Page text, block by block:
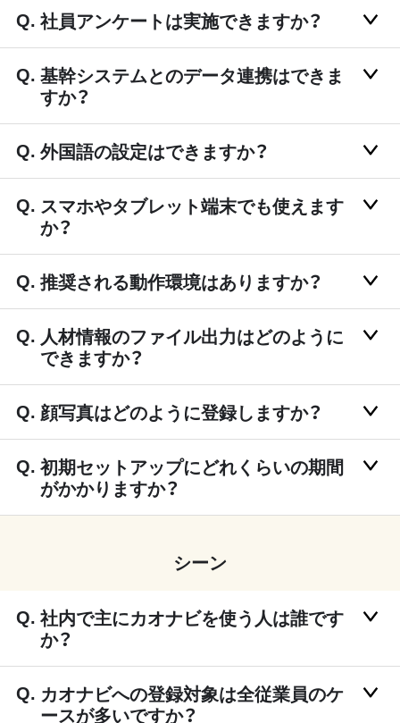
社員アンケートは実施できますか？
基幹システムとのデータ連携はできま
すか？
外国語の設定はできますか？
スマホやタブレット端末でも使えます
か？
推奨される動作環境はありますか？
人材情報のファイル出力はどのように
できますか？
顔写真はどのように登録しますか？
初期セットアップにどれくらいの期間
がかかりますか？
シーン
社内で主にカオナビを使う人は誰です
か？
カオナビへの登録対象は全従業員のケ
ースが多いですか？